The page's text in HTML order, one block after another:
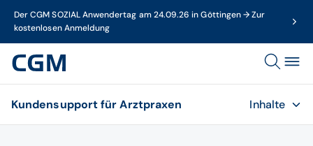
Der CGM SOZIAL Anwendertag am 24.09.26 in Göttingen → Zur
kostenlosen Anmeldung
Kundensupport für Arztpraxen Inhalte